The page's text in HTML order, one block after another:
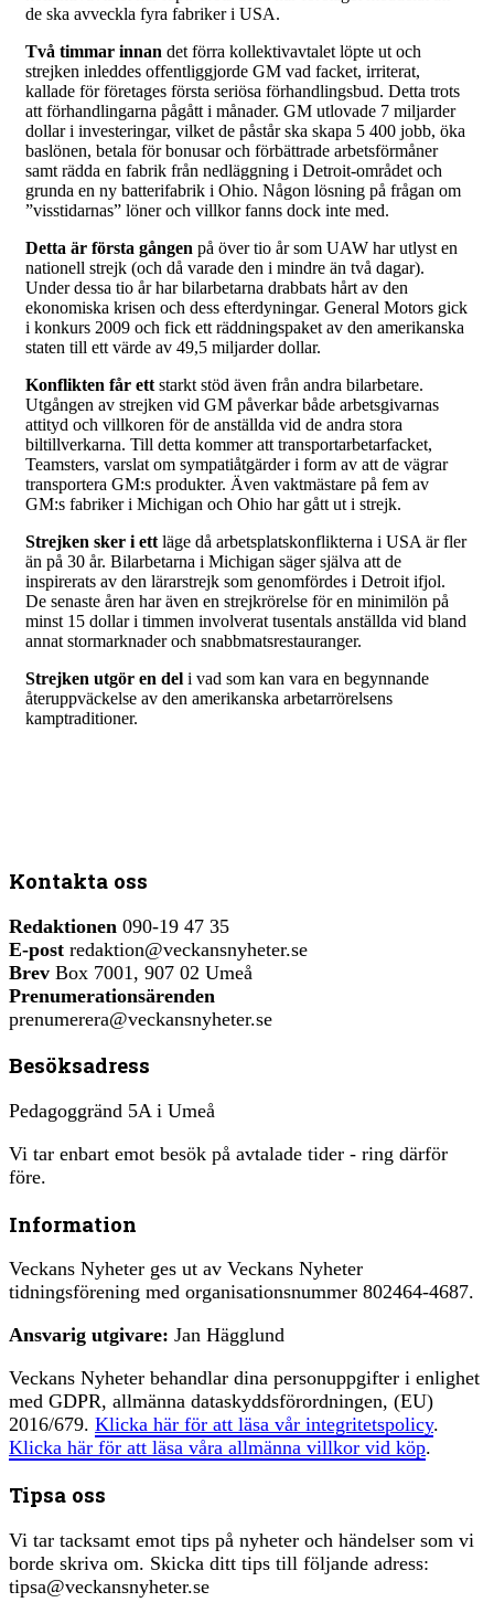
de ska avveckla fyra fabriker i USA.
Två timmar innan det förra kollektivavtalet löpte ut och
strejken inleddes offentliggjorde GM vad facket, irriterat,
kallade för företages första seriösa förhandlingsbud. Detta trots
att förhandlingarna pågått i månader. GM utlovade 7 miljarder
dollar i investeringar, vilket de påstår ska skapa 5 400 jobb, öka
baslönen, betala för bonusar och förbättrade arbetsförmåner
samt rädda en fabrik från nedläggning i Detroit-området och
grunda en ny batterifabrik i Ohio. Någon lösning på frågan om
”visstidarnas” löner och villkor fanns dock inte med.
Detta är första gången på över tio år som UAW har utlyst en
nationell strejk (och då varade den i mindre än två dagar).
Under dessa tio år har bilarbetarna drabbats hårt av den
ekonomiska krisen och dess efterdyningar. General Motors gick
i konkurs 2009 och fick ett räddningspaket av den amerikanska
staten till ett värde av 49,5 miljarder dollar.
Konflikten får ett starkt stöd även från andra bilarbetare.
Utgången av strejken vid GM påverkar både arbetsgivarnas
attityd och villkoren för de anställda vid de andra stora
biltillverkarna. Till detta kommer att transportarbetarfacket,
Teamsters, varslat om sympatiåtgärder i form av att de vägrar
transportera GM:s produkter. Även vaktmästare på fem av
GM:s fabriker i Michigan och Ohio har gått ut i strejk.
Strejken sker i ett läge då arbetsplatskonflikterna i USA är fler
än på 30 år. Bilarbetarna i Michigan säger själva att de
inspirerats av den lärarstrejk som genomfördes i Detroit ifjol.
De senaste åren har även en strejkrörelse för en minimilön på
minst 15 dollar i timmen involverat tusentals anställda vid bland
annat stormarknader och snabbmatsrestauranger.
Strejken utgör en del i vad som kan vara en begynnande
återuppväckelse av den amerikanska arbetarrörelsens
kamptraditioner.
Kontakta oss
Redaktionen 090-19 47 35
E-post redaktion@veckansnyheter.se
Brev Box 7001, 907 02 Umeå
Prenumerationsärenden
prenumerera@veckansnyheter.se
Besöksadress
Pedagoggränd 5A i Umeå
Vi tar enbart emot besök på avtalade tider - ring därför
före.
Information
Veckans Nyheter ges ut av Veckans Nyheter
tidningsförening med organisationsnummer 802464-4687.
Ansvarig utgivare: Jan Hägglund
Veckans Nyheter behandlar dina personuppgifter i enlighet
med GDPR, allmänna dataskyddsförordningen, (EU)
2016/679. Klicka här för att läsa vår integritetspolicy.
Klicka här för att läsa våra allmänna villkor vid köp.
Tipsa oss
Vi tar tacksamt emot tips på nyheter och händelser som vi
borde skriva om. Skicka ditt tips till följande adress:
tipsa@veckansnyheter.se